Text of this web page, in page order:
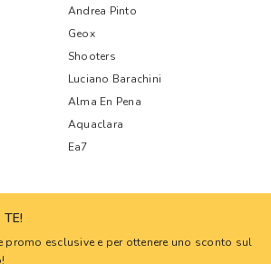
Andrea Pinto
Geox
Shooters
Luciano Barachini
Alma En Pena
Aquaclara
Ea7
TE!
promo esclusive e per ottenere uno sconto sul